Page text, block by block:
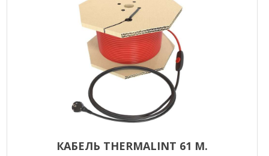
КАБЕЛЬ THERMALINT 61 М.